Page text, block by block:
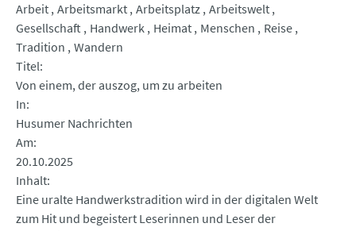
Arbeit Arbeitsmarkt Arbeitsplatz Arbeitswelt
Gesellschaft Handwerk Heimat Menschen
Reise
Tradition Wandern
Titel
Von einem, der auszog, um zu arbeiten
In
Husumer Nachrichten
Am
20.10.2025
Inhalt
Eine uralte Handwerkstradition wird in der digitalen Welt
zum Hit und begeistert Leserinnen und Leser der